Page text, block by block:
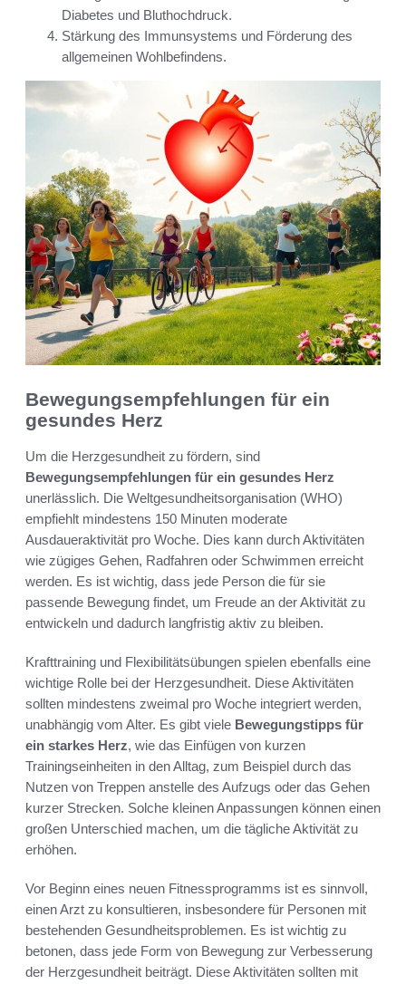
Diabetes und Bluthochdruck.
Stärkung des Immunsystems und Förderung des
allgemeinen Wohlbefindens.
Bewegungsempfehlungen für ein
gesundes Herz
Um die Herzgesundheit zu fördern, sind
Bewegungsempfehlungen für ein gesundes Herz
unerlässlich. Die Weltgesundheitsorganisation (WHO)
empfiehlt mindestens 150 Minuten moderate
Ausdaueraktivität pro Woche. Dies kann durch Aktivitäten
wie zügiges Gehen, Radfahren oder Schwimmen erreicht
werden. Es ist wichtig, dass jede Person die für sie
passende Bewegung findet, um Freude an der Aktivität zu
entwickeln und dadurch langfristig aktiv zu bleiben.
Krafttraining und Flexibilitätsübungen spielen ebenfalls eine
wichtige Rolle bei der Herzgesundheit. Diese Aktivitäten
sollten mindestens zweimal pro Woche integriert werden,
unabhängig vom Alter. Es gibt viele Bewegungstipps für
ein starkes Herz, wie das Einfügen von kurzen
Trainingseinheiten in den Alltag, zum Beispiel durch das
Nutzen von Treppen anstelle des Aufzugs oder das Gehen
kurzer Strecken. Solche kleinen Anpassungen können einen
großen Unterschied machen, um die tägliche Aktivität zu
erhöhen.
Vor Beginn eines neuen Fitnessprogramms ist es sinnvoll,
einen Arzt zu konsultieren, insbesondere für Personen mit
bestehenden Gesundheitsproblemen. Es ist wichtig zu
betonen, dass jede Form von Bewegung zur Verbesserung
der Herzgesundheit beiträgt. Diese Aktivitäten sollten mit